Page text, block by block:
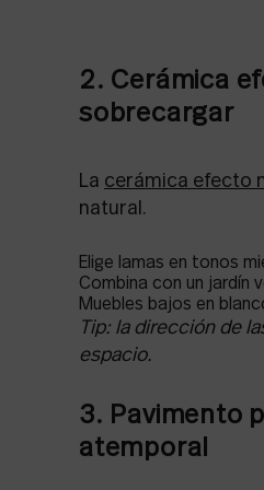
2. Cerámica
sobrecargar
La cerámica efecto
natural.
Elige lamas en tonos
Combina con un jardín
Muebles bajos en
Tip: la dirección de
espacio.
3. Pavimento
atemporal